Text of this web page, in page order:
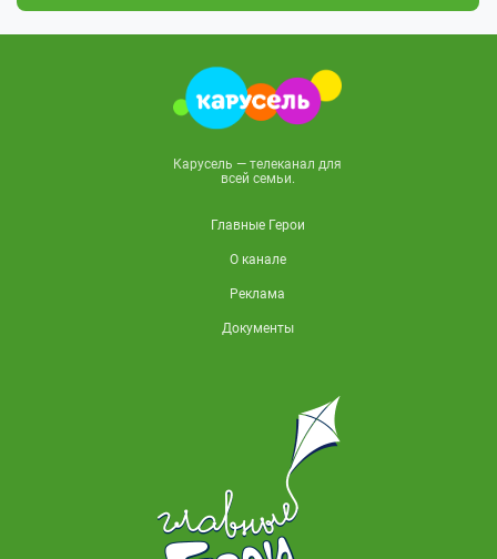
Карусель — телеканал для
всей семьи.
Главные Герои
О канале
Реклама
Документы